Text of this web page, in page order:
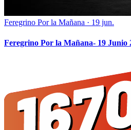
Feregrino Por la Mañana · 19 jun.
Feregrino Por la Mañana- 19 Junio